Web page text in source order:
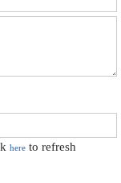
here to refresh